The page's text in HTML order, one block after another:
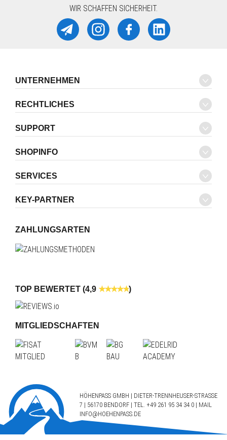
WIR SCHAFFEN SICHERHEIT.
UNTERNEHMEN
RECHTLICHES
SUPPORT
SHOPINFO
SERVICES
KEY-PARTNER
ZAHLUNGSARTEN
TOP BEWERTET (4,9 )
MITGLIEDSCHAFTEN
HÖHENPASS GMBH | DIETER-TRENNHEUSER-STRASSE 7
| 56170 BENDORF | TEL. +49 261 95 34 34 0| MAIL
INFO@HOEHENPASS.DE